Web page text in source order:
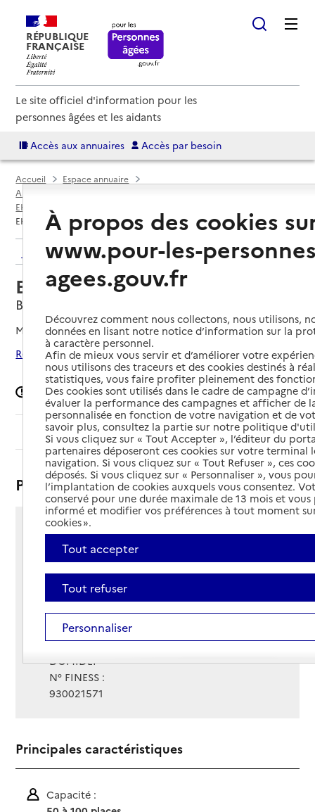
RÉPUBLIQUE
FRANÇAISE
Le site officiel d'information pour les
personnes âgées et les aidants
Accès aux annuaires Accès par besoin
Accueil
Espace annuaire
Annuaire EHPAD et maisons de retraite
EHPAD par département
EHPAD Résidence Marie
Retour aux résultats de l'annuaire
EHPAD Résidence Marie
Bagnolet, SEINE-SAINT-DENIS
Mis à jour le02/09/2025
Rechercher les établissements autour de Bagnolet
Signaler une erreur
Sommaire
Présentation
91 avenue de la République
93170 - Bagnolet
Voir itinéraire
01 49 72 67 00
Contact
Contact
Site Internet
Site internet
Gestionnaire :
DOMIDEP
N° FINESS :
930021571
Principales caractéristiques
Capacité :
À propos des cookies
www.pour-les-
agees.gouv.fr
Découvrez comment nous collectons, nous utilisons,
données en lisant notre notice d’information sur la
à caractère personnel.
Afin de mieux vous servir et d’améliorer votre
nous utilisons des traceurs et des cookies destinés à
statistiques, vous faire profiter pleinement des
Des cookies sont utilisés dans le cadre de campagne
évaluer la performance des campagnes et afficher de
personnalisée en fonction de votre navigation et de
savoir plus, consultez la partie sur notre politique
Si vous cliquez sur « Tout Accepter », l’éditeur du
partenaires déposeront ces cookies sur votre terminal
navigation. Si vous cliquez sur « Tout Refuser », ces
déposés. Si vous cliquez sur « Personnaliser », vous
l’implantation de cookies auxquels vous consentez.
conservé pour une durée maximale de 13 mois et
informé et modifier vos préférences à tout moment
cookies ».
Tout accepter
Tout refuser
Personnaliser